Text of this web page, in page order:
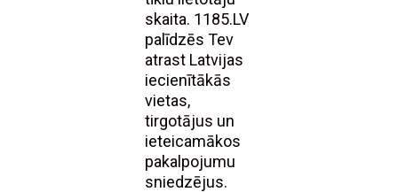
skaita. 1185.LV
palīdzēs Tev
atrast Latvijas
iecienītākās
vietas,
tirgotājus un
ieteicamākos
pakalpojumu
sniedzējus.